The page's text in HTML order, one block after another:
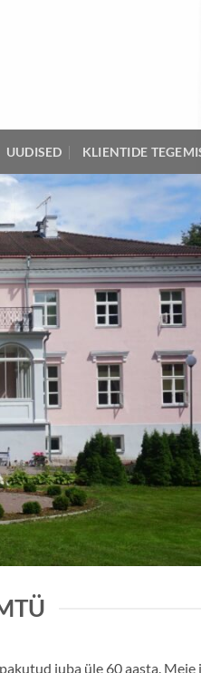
UUDISED KLIENTIDE
juba üle 60 aasta.